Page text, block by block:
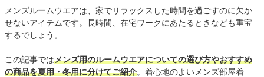
メンズルームウエアは、家でリラックスした時間を過ごすのに欠か
せないアイテムです。長時間、在宅ワークにあたるときなども重宝
するでしょう。
この記事ではメンズ用のルームウエアについての選び方やおすすめ
の商品を夏用・冬用に分けてご紹介。着心地のよいメンズ部屋着